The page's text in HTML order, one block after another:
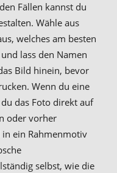
Fällen kannst du
Wähle aus
welches am besten
lass den Namen
Bild hinein, bevor
Wenn du eine
das Foto direkt auf
oder vorher
in ein Rahmenmotiv
selbst, wie die